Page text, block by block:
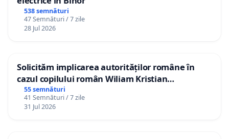
538 semnături
47 Semnături / 7 zile
28 Jul 2026
Solicităm implicarea autorităților române în
cazul copilului român Wiliam Kristian
Gheorghe, aflat în plasament în Danemarca de
12 ani
55 semnături
41 Semnături / 7 zile
31 Jul 2026